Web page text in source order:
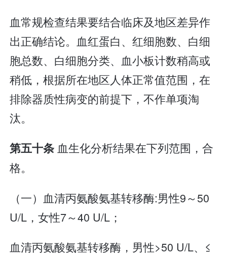
血常规检查结果要结合临床及地区差异作
出正确结论。血红蛋白、红细胞数、白细
胞总数、白细胞分类、血小板计数稍高或
稍低，根据所在地区人体正常值范围，在
排除器质性病变的前提下，不作单项淘
汰。
第五十条血生化分析结果在下列范围，合
格。
（一）血清丙氨酸氨基转移酶:男性9～50
U/L，女性7～40 U/L；
血清丙氨酸氨基转移酶，男性>50 U/L、≤